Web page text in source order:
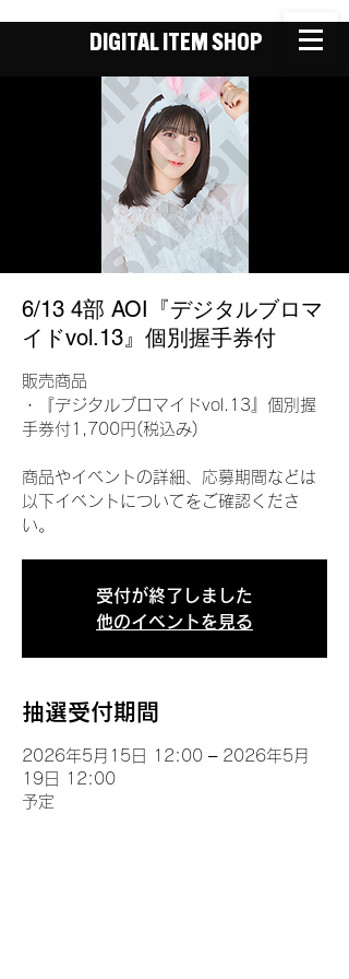
DIGITAL ITEM SHOP
6/13 4部 AOI『デジタルブロマ
イドvol.13』個別握手券付
販売商品
・『デジタルブロマイドvol.13』個別握
手券付1,700円(税込み)
商品やイベントの詳細、応募期間などは
以下イベントについてをご確認くださ
い。
受付が終了しました
他のイベントを見る
抽選受付期間
2026年5月15日 12:00 – 2026年5月
19日 12:00
予定